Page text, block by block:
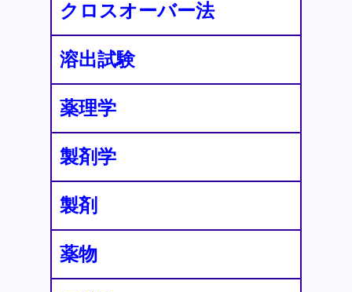
クロスオーバー法
溶出試験
薬理学
製剤学
製剤
薬物